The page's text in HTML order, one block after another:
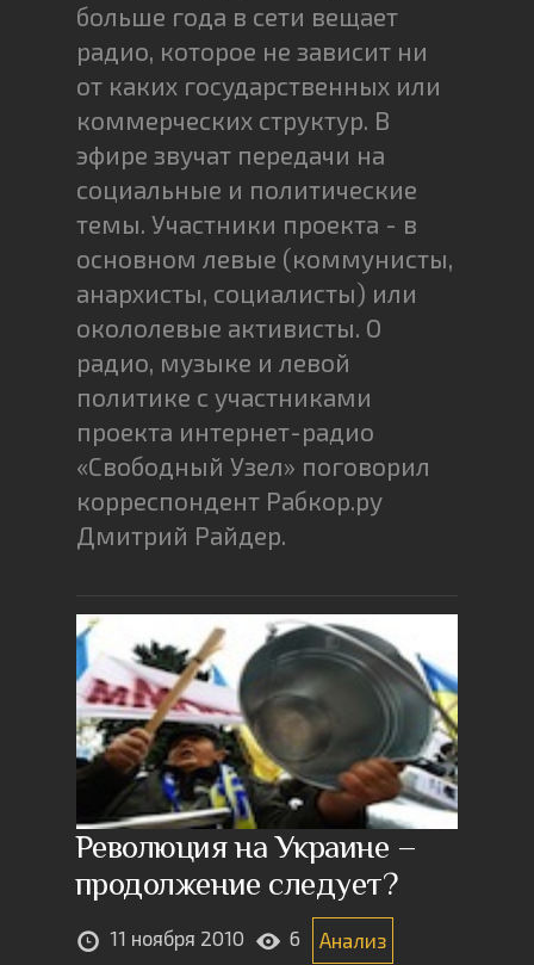
больше года в сети вещает
радио, которое не зависит ни
от каких государственных или
коммерческих структур. В
эфире звучат передачи на
социальные и политические
темы. Участники проекта - в
основном левые (коммунисты,
анархисты, социалисты) или
окололевые активисты. О
радио, музыке и левой
политике с участниками
проекта интернет-радио
«Свободный Узел» поговорил
корреспондент Рабкор.ру
Дмитрий Райдер.
Революция на Украине –
продолжение следует?
11 ноября 2010 6 Анализ